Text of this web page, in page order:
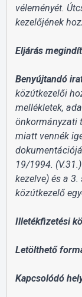
véleményét.
kezelőjének
Eljárás
Benyújtandó
közútkezelői
mellékletek,
önkormányzati
miatt vennék
19/1994.
kezelve) és a
közútkezelő
Illetékfizetési
Letölthető
Kapcsolódó